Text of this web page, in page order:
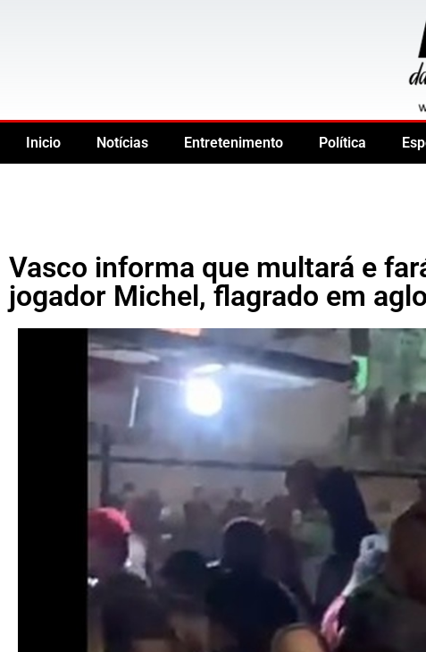
Inicio Notícias Entretenimento Política
Vasco informa que multará e
jogador Michel, flagrado em